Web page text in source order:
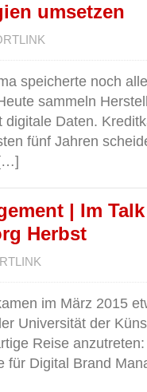
umsetzen
speicherte noch
sammeln
Daten.
fünf Jahren
| Im Talk
Herbst
im März 2015
Universität der
Reise
für Digital Brand